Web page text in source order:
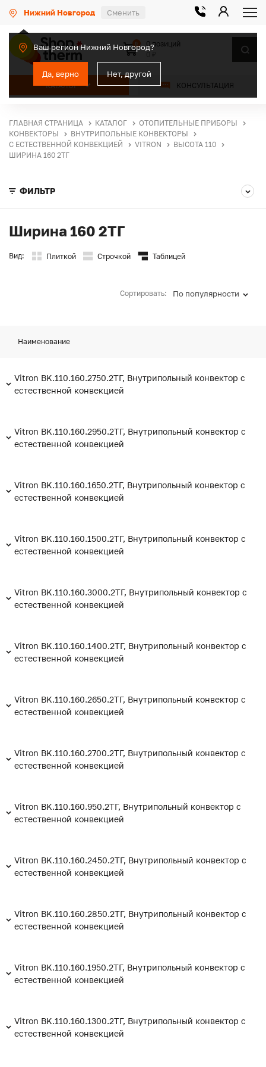
Нижний Новгород Сменить
Ваш регион Нижний Новгород?
Да, верно Нет, другой
КАТАЛОГ КОНСУЛЬТАЦИЯ
0
0 позиций
ГЛАВНАЯ СТРАНИЦА КАТАЛОГ
ОТОПИТЕЛЬНЫЕ ПРИБОРЫ
КОНВЕКТОРЫ
ВНУТРИПОЛЬНЫЕ КОНВЕКТОРЫ
С ЕСТЕСТВЕННОЙ КОНВЕКЦИЕЙ
VITRON
ВЫСОТА 110
ШИРИНА 160 2ТГ
ФИЛЬТР
Ширина 160 2ТГ
Вид: Плиткой Строчкой Таблицей
Сортировать: По популярности
Наименование
Vitron BK.110.160.2750.2ТГ, Внутрипольный конвектор с
естественной конвекцией
Vitron BK.110.160.2950.2ТГ, Внутрипольный конвектор с
естественной конвекцией
Vitron BK.110.160.1650.2ТГ, Внутрипольный конвектор с
естественной конвекцией
Vitron BK.110.160.1500.2ТГ, Внутрипольный конвектор с
естественной конвекцией
Vitron BK.110.160.3000.2ТГ, Внутрипольный конвектор с
естественной конвекцией
Vitron BK.110.160.1400.2ТГ, Внутрипольный конвектор с
естественной конвекцией
Vitron BK.110.160.2650.2ТГ, Внутрипольный конвектор с
естественной конвекцией
Vitron BK.110.160.2700.2ТГ, Внутрипольный конвектор с
естественной конвекцией
Vitron BK.110.160.950.2ТГ, Внутрипольный конвектор с
естественной конвекцией
Vitron BK.110.160.2450.2ТГ, Внутрипольный конвектор с
естественной конвекцией
Vitron BK.110.160.2850.2ТГ, Внутрипольный конвектор с
естественной конвекцией
Vitron BK.110.160.1950.2ТГ, Внутрипольный конвектор с
естественной конвекцией
Vitron BK.110.160.1300.2ТГ, Внутрипольный конвектор с
естественной конвекцией